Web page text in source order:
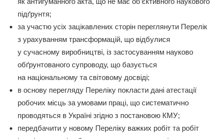
підґрунтя;
за участю усіх зацікавлених сторін переглянути Перелік
з урахуванням трансформацій, що відбулися
у сучасному виробництві, із застосуванням науково
обґрунтованого супроводу, що базується
на національному та світовому досвіді;
в основу перегляду Переліку покласти дані атестації
робочих місць за умовами праці, що систематично
проводяться в Україні згідно з постановою КМУ;
передбачити у новому Переліку важких робіт та робіт